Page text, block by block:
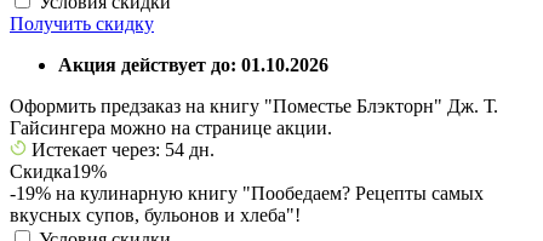
Получить скидку
Акция действует до: 01.10.2026
Оформить предзаказ на книгу "Поместье Блэкторн" Дж. Т.
Гайсингера можно на странице акции.
Истекает через: 54 дн.
Скидка19%
-19% на кулинарную книгу "Пообедаем? Рецепты самых
вкусных супов, бульонов и хлеба"!